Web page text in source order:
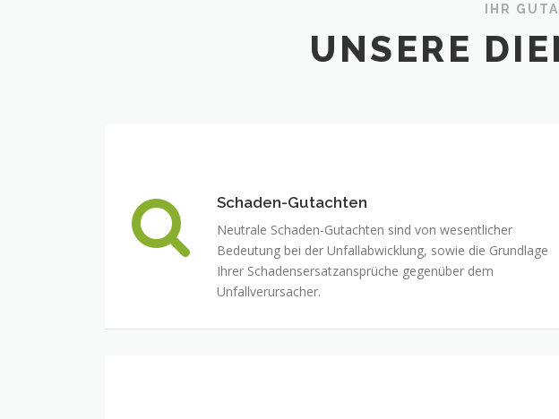
IHR
UNSERE
Schaden-Gutachten
Neutrale Schaden-Gutachten sind von wesentlicher
Bedeutung bei der Unfallabwicklung, sowie die Grundlage
Ihrer Schadensersatzansprüche gegenüber dem
Unfallverursacher.